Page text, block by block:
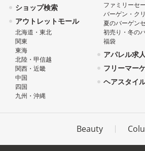
ショップ検索
アウトレットモール
北海道・東北
関東
東海
北陸・甲信越
関西・近畿
中国
四国
九州・沖縄
ファミリーセ
バーゲン・ク
夏のバーゲン
初売り・冬の
福袋
アパレル求
フリーマー
ヘアスタイ
Beauty